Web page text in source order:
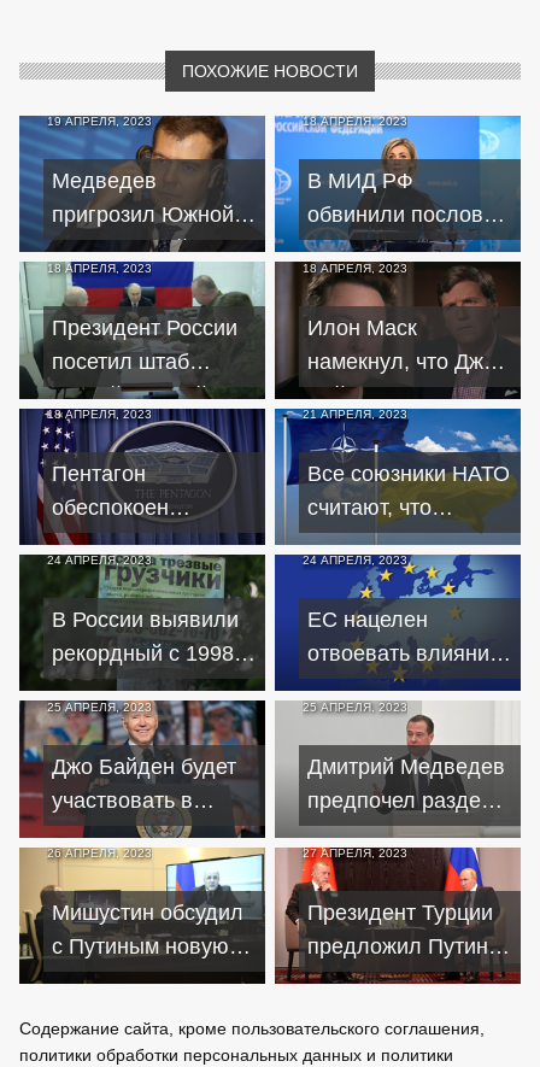
ПОХОЖИЕ НОВОСТИ
19 АПРЕЛЯ, 2023
Медведев
пригрозил Южной
Корее российским
вооружением у
КНДР
18 АПРЕЛЯ, 2023
В МИД РФ
обвинили послов
Британии, США и
Канады во
вмешательстве в
дела РФ
18 АПРЕЛЯ, 2023
Президент России
посетил штаб
российских войск
на Донбассе
18 АПРЕЛЯ, 2023
Илон Маск
намекнул, что Джо
Байден не является
здравомыслящим
человеком
18 АПРЕЛЯ, 2023
Пентагон
обеспокоен
использованием
оружия США для
ударов по РФ
21 АПРЕЛЯ, 2023
Все союзники НАТО
считают, что
Украина должна
стать членом
альянса
24 АПРЕЛЯ, 2023
В России выявили
рекордный с 1998
года дефицит
сотрудников
24 АПРЕЛЯ, 2023
ЕС нацелен
отвоевать влияние
РФ на
дружественные
страны
25 АПРЕЛЯ, 2023
Джо Байден будет
участвовать в
президентских
выборах в 2024
году
25 АПРЕЛЯ, 2023
Дмитрий Медведев
предпочел раздел
Украины ее
вступлению в НАТО
26 АПРЕЛЯ, 2023
Мишустин обсудил
с Путиным новую
модель
управления
27 АПРЕЛЯ, 2023
Президент Турции
предложил Путину
создать рабочую
Содержание сайта, кроме пользовательского соглашения,
политики обработки персональных данных и политики